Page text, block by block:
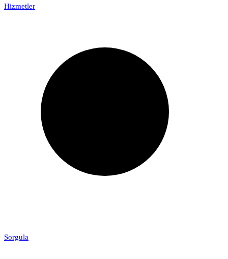
Hizmetler
Sorgula